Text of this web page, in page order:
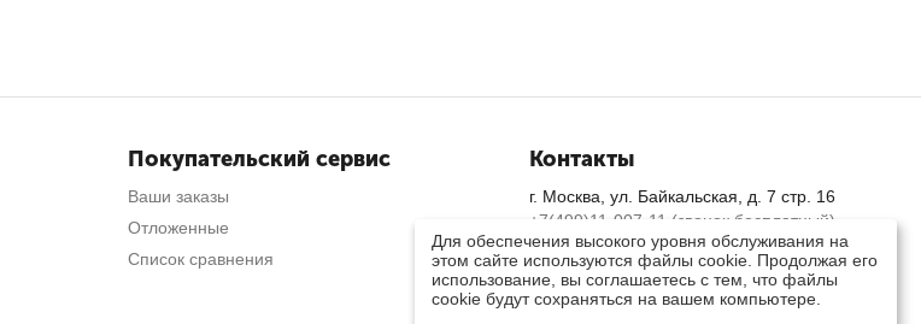
Покупательский сервис
Ваши заказы
Отложенные
Список сравнения
Контакты
г. Москва, ул. Байкальская, д. 7 стр. 16
+7(499)11-007-11 (звонок бесплатный)
Пн-Пт: 9.00 - 18.00 | Сб, Вс: выходной
info@smekm.ru
Посмотреть на карте
Для обеспечения высокого уровня обслуживания на
этом сайте используются файлы cookie. Продолжая его
использование, вы соглашаетесь с тем, что файлы
cookie будут сохраняться на вашем компьютере.